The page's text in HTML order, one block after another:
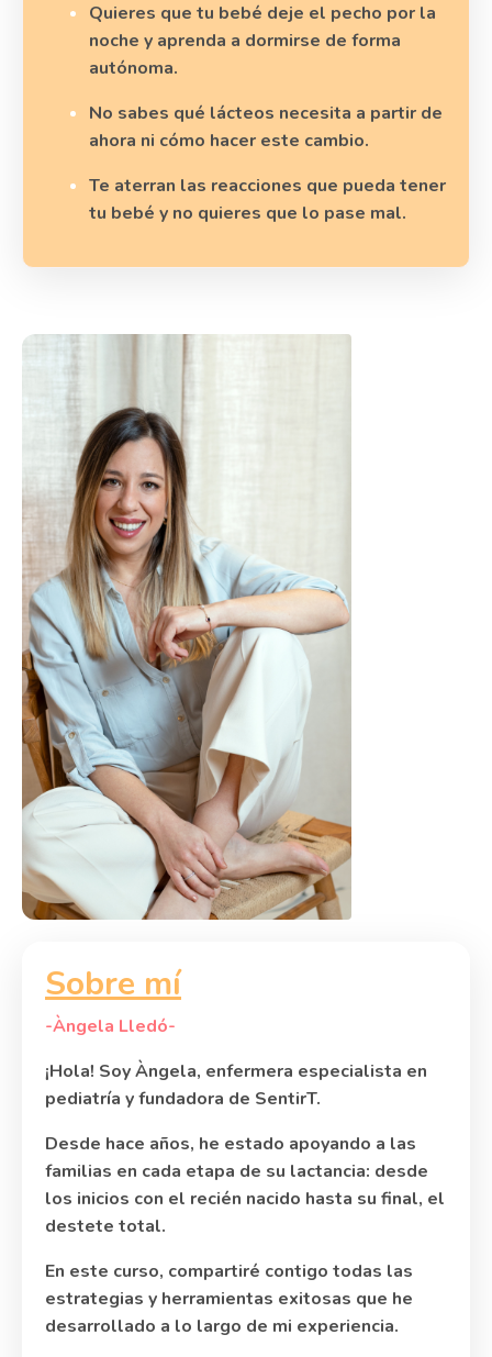
Quieres que tu bebé deje el pecho por la
noche y aprenda a dormirse de forma
autónoma.
No sabes qué lácteos necesita a partir de
ahora ni cómo hacer este cambio.
Te aterran las reacciones que pueda tener
tu bebé y no quieres que lo pase mal.
Sobre mí
-Àngela Lledó-
¡Hola! Soy Àngela, enfermera especialista en
pediatría y fundadora de SentirT.
Desde hace años, he estado apoyando a las
familias en cada etapa de su lactancia: desde
los inicios con el recién nacido hasta su final, el
destete total.
En este curso, compartiré contigo todas las
estrategias y herramientas exitosas que he
desarrollado a lo largo de mi experiencia.